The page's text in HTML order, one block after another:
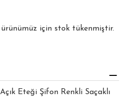
için stok tükenmiştir.
Eteği Şifon Renkli Saçaklı